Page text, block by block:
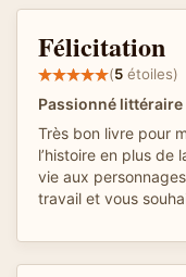
Félicitation
(5 étoiles)
Passionné littéraire
Très bon livre pour
l’histoire en plus
vie aux
travail et vous